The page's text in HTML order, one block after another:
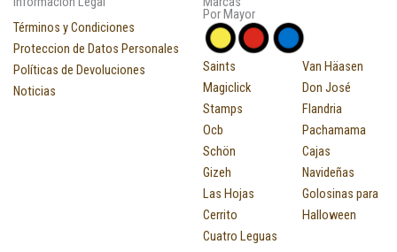
Términos y Condiciones
Proteccion de Datos Personales
Políticas de Devoluciones
Noticias
Por Mayor
Saints
Magiclick
Stamps
Ocb
Schön
Gizeh
Las Hojas
Cerrito
Cuatro Leguas
Van Häasen
Don José
Flandria
Pachamama
Cajas
Navideñas
Golosinas para
Halloween